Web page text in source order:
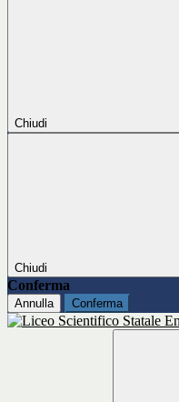
Chiudi
Chiudi
Conferma
Annulla Conferma